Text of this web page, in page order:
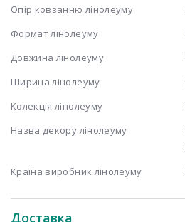
Доставка
Опір ковзанню лінолеуму
Формат лінолеуму
Довжина лінолеуму
Ширина лінолеуму
Колекція лінолеуму
Назва декору лінолеуму
Країна виробник лінолеуму